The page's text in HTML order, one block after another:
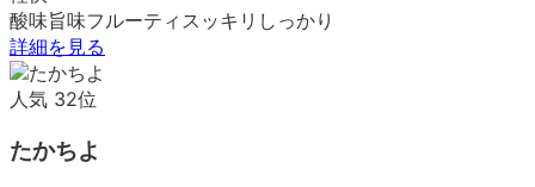
酸味旨味フルーティ スッキリ しっかり
詳細を見る
人気 32位
たかちよ